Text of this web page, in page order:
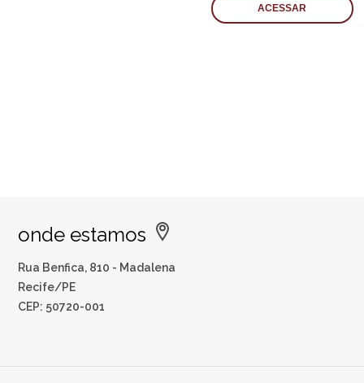
onde estamos
Rua Benfica, 810 - Madalena
Recife/PE
CEP: 50720-001